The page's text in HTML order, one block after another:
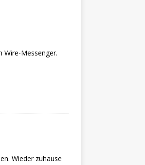
Wire-Messenger.
Wieder zuhause